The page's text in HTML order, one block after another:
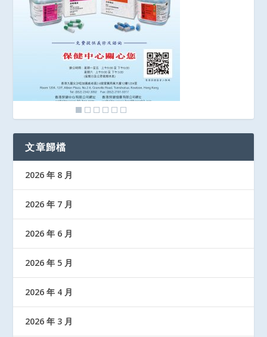
文章歸檔
2026 年 8 月
2026 年 7 月
2026 年 6 月
2026 年 5 月
2026 年 4 月
2026 年 3 月